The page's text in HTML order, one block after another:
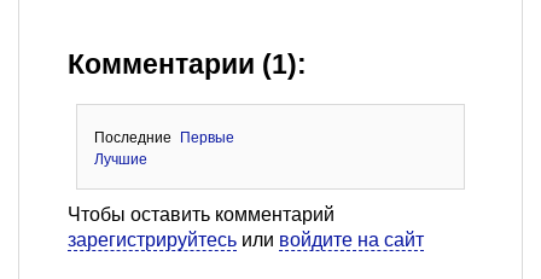
Комментарии (1):
Последние
Первые
Лучшие
Чтобы оставить комментарий
зарегистрируйтесь или войдите на сайт